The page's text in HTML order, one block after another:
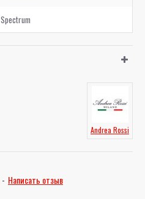
Spectrum
Andrea Rossi
- Написать отзыв